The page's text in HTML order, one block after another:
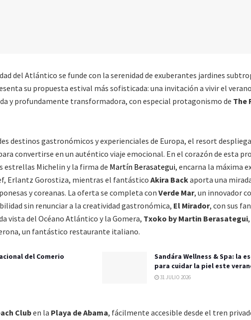
del Atlántico se funde con la serenidad de exuberantes jardines
su propuesta estival más sofisticada: una invitación a vivir el
y profundamente transformadora, con especial protagonismo de The
destinos gastronómicos y experienciales de Europa, el resort
convertirse en un auténtico viaje emocional. En el corazón de esta
estrellas Michelin y la firma de Martín Berasategui, encarna la máxima
Erlantz Gorostiza, mientras el fantástico Akira Backaporta una
y coreanas. La oferta se completa con Verde Mar, un innovador
sin renunciar a la creatividad gastronómica, El Mirador, con sus
vista del Océano Atlántico y la Gomera, Txoko by Martin Berasategui
un fantástico restaurante italiano.
del Comerio
Sandára Wellness & Spa: la
para cuidar la piel este
31 JULIO 2026
Cluben la Playa de Abama, fácilmente accesible desde el tren